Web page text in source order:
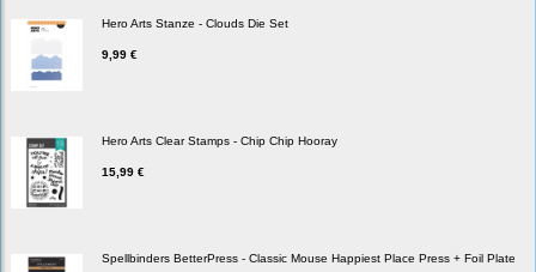
Hero Arts Stanze - Clouds Die Set
9,99 €
Hero Arts Clear Stamps - Chip Chip Hooray
15,99 €
Spellbinders BetterPress - Classic Mouse Happiest Place Press + Foil Plate